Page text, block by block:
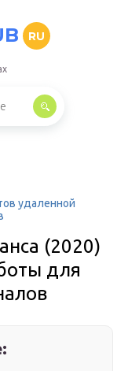
RU
удаленной
(2020)
для